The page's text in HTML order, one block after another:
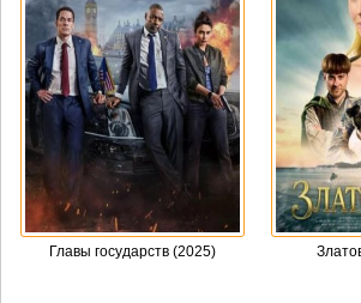
Главы государств (2025)